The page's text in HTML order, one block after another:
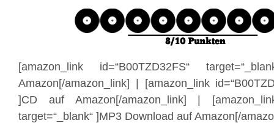
[amazon_link id=“B00TZD32FS“
Amazon[/amazon_link] | [amazon_link
]CD auf Amazon[/amazon_link] |
target=“_blank“ ]MP3 Download auf Amazon[/